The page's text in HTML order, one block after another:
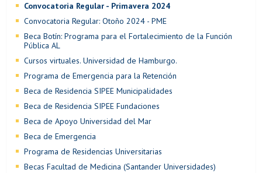
Convocatoria Regular - Primavera 2024
Convocatoria Regular: Otoño 2024 - PME
Beca Botín: Programa para el Fortalecimiento de la Función
Pública AL
Cursos virtuales. Universidad de Hamburgo.
Programa de Emergencia para la Retención
Beca de Residencia SIPEE Municipalidades
Beca de Residencia SIPEE Fundaciones
Beca de Apoyo Universidad del Mar
Beca de Emergencia
Programa de Residencias Universitarias
Becas Facultad de Medicina (Santander Universidades)